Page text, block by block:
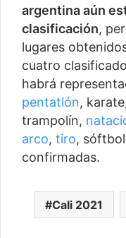
argentina aún
clasificación,
lugares
cuatro
habrá
pentatlón,
trampolín,
arco, tiro,
confirmadas.
Cali 2021